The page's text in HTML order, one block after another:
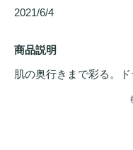
2021/6/4
商品説明
肌の奥行きまで彩る。